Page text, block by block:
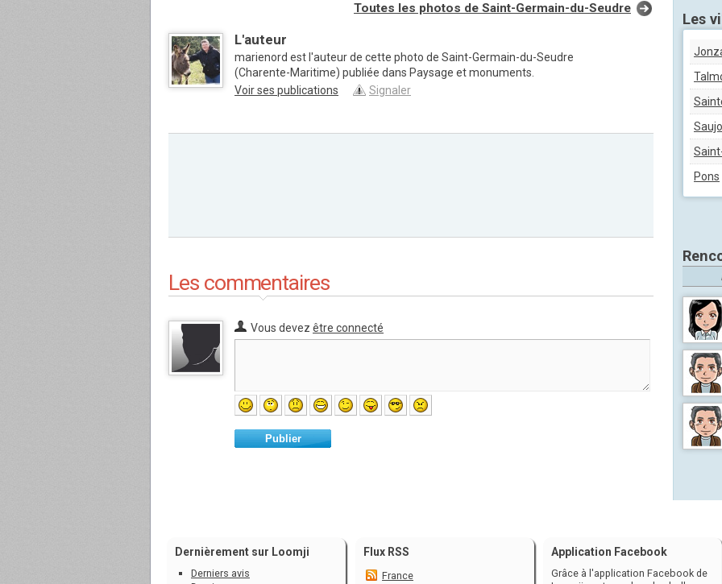
Toutes les photos de Saint-Germain-du-Seudre
L'auteur
marienord est l'auteur de cette photo de Saint-Germain-du-Seudre
(Charente-Maritime) publiée dans Paysage et monuments.
Voir ses publications
Signaler
Les commentaires
Vous devez être connecté
Publier
Les
Pons
Dernièrement sur Loomji
Derniers avis
Flux RSS
France
Application Facebook
Grâce à l'application Facebook de